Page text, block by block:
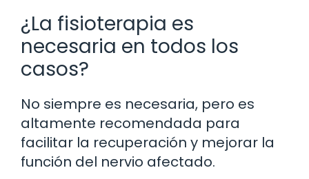
¿La fisioterapia es
necesaria en todos los
casos?
No siempre es necesaria, pero es
altamente recomendada para
facilitar la recuperación y mejorar la
función del nervio afectado.